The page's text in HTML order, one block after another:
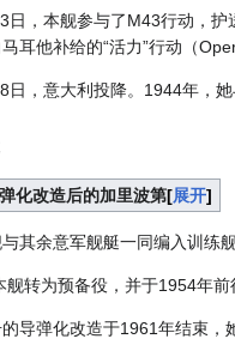
日，本舰参与了M43行动，
耳他补给的“活力”行动（
日，意大利投降。1944年，
展开
化改造后的加里波第
其余意军舰艇一同编入训练
舰转为预备役，并于1954年
导弹化改造于1961年结束，